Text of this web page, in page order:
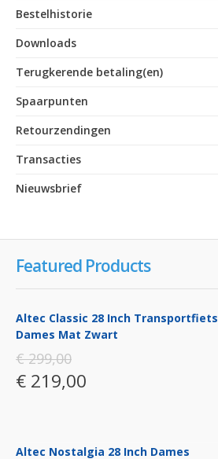
Bestelhistorie
Downloads
Terugkerende betaling(en)
Spaarpunten
Retourzendingen
Transacties
Nieuwsbrief
Featured Products
Altec Classic 28 Inch Transportfiets
Dames Mat Zwart
€ 299,00
€ 219,00
Altec Nostalgia 28 Inch Dames